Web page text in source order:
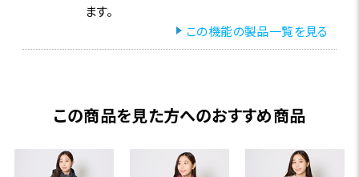
ます。
この機能の製品一覧を見る
この商品を見た方へのおすすめ商品